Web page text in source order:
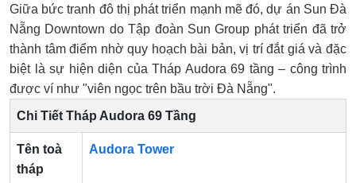
Giữa bức tranh đô thị phát triển mạnh mẽ đó, dự án Sun Đà
Nẵng Downtown do Tập đoàn Sun Group phát triển đã trở
thành tâm điểm nhờ quy hoạch bài bản, vị trí đắt giá và đặc
biệt là sự hiện diện của Tháp Audora 69 tầng – công trình
được ví như "viên ngọc trên bầu trời Đà Nẵng".
Chi Tiết Tháp Audora 69 Tầng
Tên toà
tháp
Audora Tower